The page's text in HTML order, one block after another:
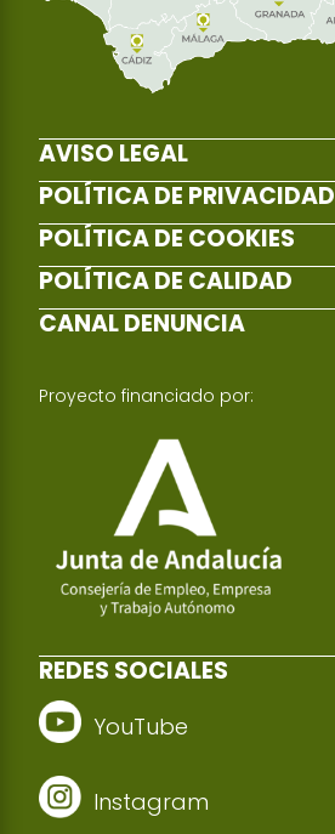
AVISO LEGAL
POLÍTICA DE PRIVACIDAD
POLÍTICA DE COOKIES
POLÍTICA DE CALIDAD
CANAL DENUNCIA
Proyecto financiado por:
REDES SOCIALES
YouTube
Instagram